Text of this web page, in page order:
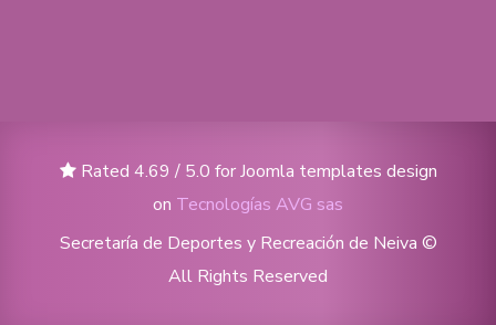
Rated 4.69 / 5.0 for Joomla templates design
on Tecnologías AVG sas
Secretaría de Deportes y Recreación de Neiva ©
All Rights Reserved